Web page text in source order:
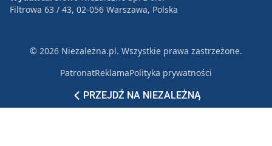
PRZEJDŹ NA NIEZALEŻNĄ
Filtrowa 63 / 43, 02-056 Warszawa, Polska
© 2026 Niezależna.pl. Wszystkie prawa zastrzeżone.
PatronatReklamaPolityka prywatności